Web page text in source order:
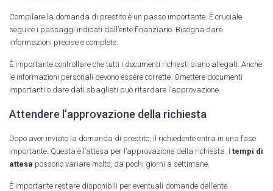
Compilare la domanda di prestito è un passo importante. È cruciale
seguire i passaggi indicati dall’ente finanziario. Bisogna dare
informazioni precise e complete.
È importante controllare che tutti i documenti richiesti siano allegati. Anche
le informazioni personali devono essere corrette. Omettere documenti
importanti o dare dati sbagliati può ritardare l’approvazione.
Attendere l’approvazione della richiesta
Dopo aver inviato la domanda di prestito, il richiedente entra in una fase
importante. Questa è l’attesa per l’approvazione della richiesta. I tempi di
attesa possono variare molto, da pochi giorni a settimane.
È importante restare disponibili per eventuali domande dell’ente